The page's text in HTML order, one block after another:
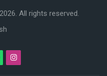
2026. All rights reserved.